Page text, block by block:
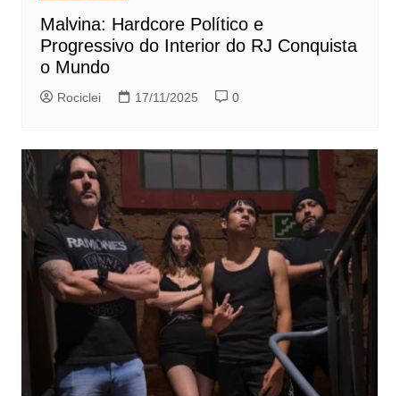
Malvina: Hardcore Político e
Progressivo do Interior do RJ Conquista
o Mundo
Rociclei 17/11/2025 0